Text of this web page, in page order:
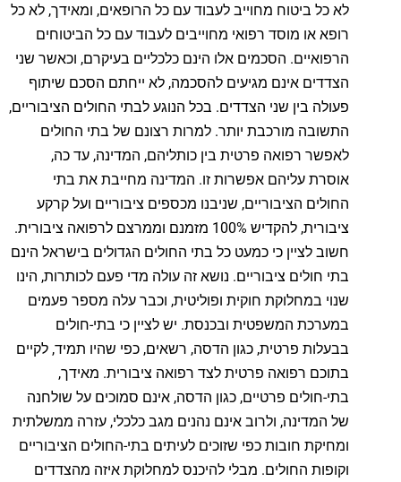
לא כל ביטוח מחוייב לעבוד עם כל הרופאים, ומאידך, לא כל
רופא או מוסד רפואי מחוייבים לעבוד עם כל הביטוחים
הרפואיים. הסכמים אלו הינם כלכליים בעיקרם, וכאשר שני
הצדדים אינם מגיעים להסכמה, לא ייחתם הסכם שיתוף
פעולה בין שני הצדדים. בכל הנוגע לבתי החולים הציבוריים,
התשובה מורכבת יותר. למרות רצונם של בתי החולים
לאפשר רפואה פרטית בין כותליהם, המדינה, עד כה,
אוסרת עליהם אפשרות זו. המדינה מחייבת את בתי
החולים הציבוריים, שניבנו מכספים ציבוריים ועל קרקע
ציבורית, להקדיש 100% מזמנם וממרצם לרפואה ציבורית.
חשוב לציין כי כמעט כל בתי החולים הגדולים בישראל הינם
בתי חולים ציבוריים. נושא זה עולה מדי פעם לכותרות, הינו
שנוי במחלוקת חוקית ופוליטית, וכבר עלה מספר פעמים
במערכת המשפטית ובכנסת. יש לציין כי בתי-חולים
בבעלות פרטית, כגון הדסה, רשאים, כפי שהיו תמיד, לקיים
בתוכם רפואה פרטית לצד רפואה ציבורית. מאידך,
בתי-חולים פרטיים, כגון הדסה, אינם סמוכים על שולחנה
של המדינה, ולרוב אינם נהנים מגב כלכלי, עזרה ממשלתית
ומחיקת חובות כפי שזוכים לעיתים בתי-החולים הציבוריים
וקופות החולים. מבלי להיכנס למחלוקת איזה מהצדדים